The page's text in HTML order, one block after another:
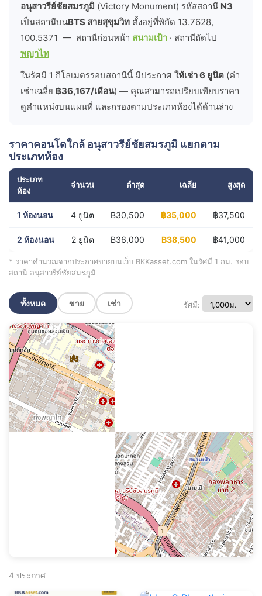
อนุสาวรีย์ชัยสมรภูมิ (Victory Monument) รหัสสถานี N3
เป็นสถานีบนBTS สายสุขุมวิท ตั้งอยู่ที่พิกัด 13.7628,
100.5371 — สถานีก่อนหน้า สนามเป้า · สถานีถัดไป
พญาไท
ในรัศมี 1 กิโลเมตรรอบสถานีนี้ มีประกาศ ให้เช่า 6 ยูนิต (ค่า
เช่าเฉลี่ย ฿36,167/เดือน) — คุณสามารถเปรียบเทียบราคา
ดูตำแหน่งบนแผนที่ และกรองตามประเภทห้องได้ด้านล่าง
ราคาคอนโดใกล้ อนุสาวรีย์ชัยสมรภูมิ แยกตาม
ประเภทห้อง
ประเภท
ห้อง
จำนวน ต่ำสุด เฉลี่ย สูงสุด
1 ห้องนอน 4 ยูนิต ฿30,500 ฿35,000 ฿37,500
2 ห้องนอน 2 ยูนิต ฿36,000 ฿38,500 ฿41,000
* ราคาคำนวณจากประกาศขายบนเว็บ BKKasset.com ในรัศมี 1 กม. รอบ
สถานี อนุสาวรีย์ชัยสมรภูมิ
ทั้งหมด ขาย เช่า รัศมี:
4 ประกาศ